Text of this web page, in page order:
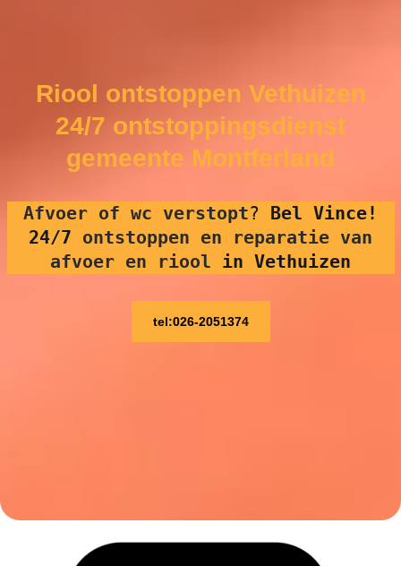
Riool ontstoppen Vethuizen
24/7 ontstoppingsdienst
gemeente Montferland
Afvoer of wc verstopt? Bel Vince!
24/7 ontstoppen en reparatie van
afvoer en riool in Vethuizen
tel:026-2051374